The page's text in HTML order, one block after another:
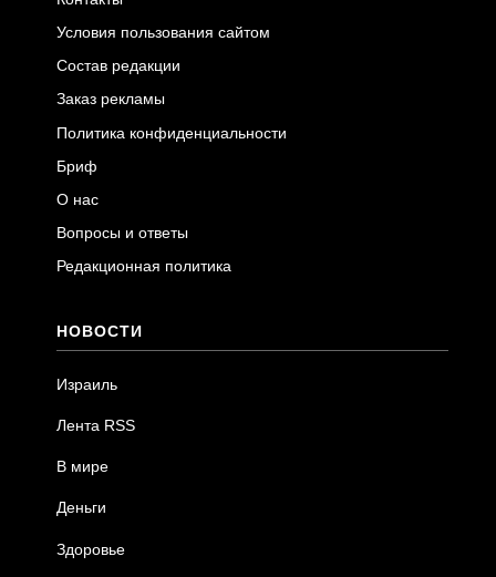
Условия пользования сайтом
Состав редакции
Заказ рекламы
Политика конфиденциальности
Бриф
О нас
Вопросы и ответы
Редакционная политика
НОВОСТИ
Израиль
Лента RSS
В мире
Деньги
Здоровье